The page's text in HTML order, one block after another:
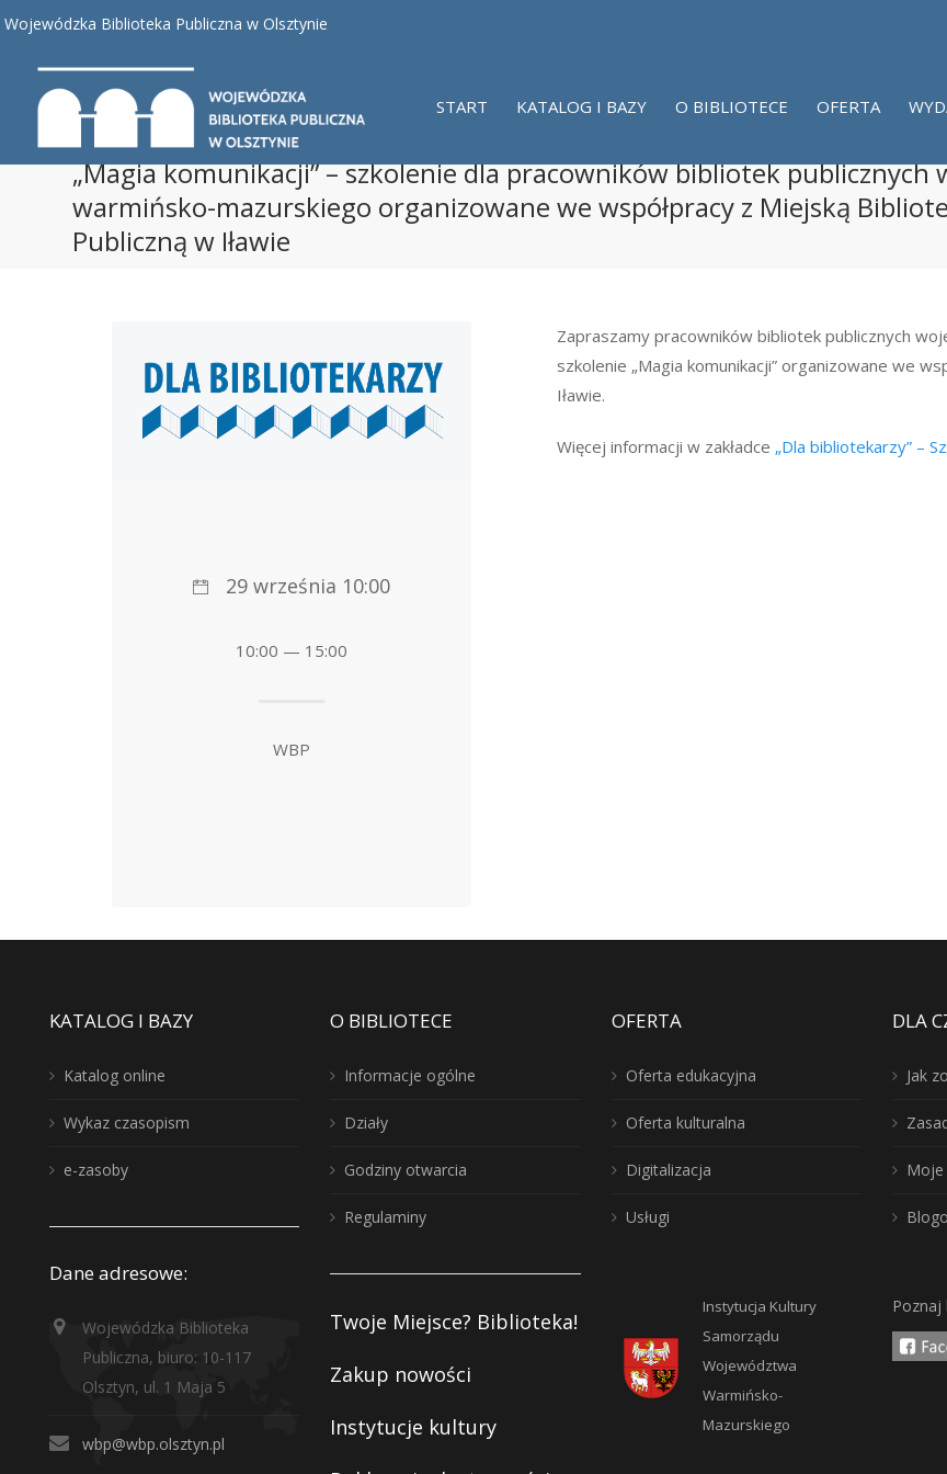
Wojewódzka Biblioteka Publiczna w Olsztynie
START KATALOG I BAZY O BIBLIOTECE OFERTA
„Magia komunikacji” – szkolenie dla pracowników bibliotek publicznych
warmińsko-mazurskiego organizowane we współpracy z Miejską
Publiczną w Iławie
Zapraszamy pracowników bibliotek publicznych
szkolenie „Magia komunikacji” organizowane we
Iławie.
Więcej informacji w zakładce „Dla bibliotekarzy” –
29 września 10:00
10:00 — 15:00
WBP
KATALOG I BAZY
Katalog online
Wykaz czasopism
e-zasoby
Dane adresowe:
Wojewódzka Biblioteka
Publiczna, biuro: 10-117
Olsztyn, ul. 1 Maja 5
wbp@wbp.olsztyn.pl
O BIBLIOTECE
Informacje ogólne
Działy
Godziny otwarcia
Regulaminy
Twoje Miejsce? Biblioteka!
Zakup nowości
Instytucje kultury
OFERTA
Oferta edukacyjna
Oferta kulturalna
Digitalizacja
Usługi
Instytucja Kultury
Samorządu
Województwa
Warmińsko-
Mazurskiego
DLA
Jak
Poznaj